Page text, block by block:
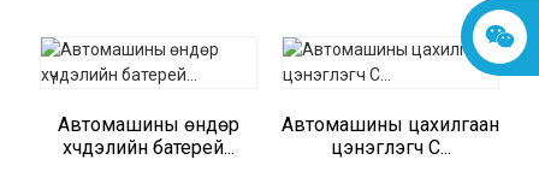
Автомашины өндөр
хүчдэлийн батерей...
Автомашины цахилгаан
цэнэглэгч C...